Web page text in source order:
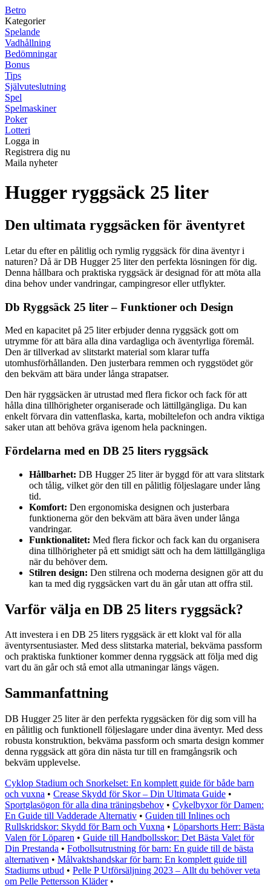
Betro
Kategorier
Spelande
Vadhållning
Bedömningar
Bonus
Tips
Självuteslutning
Spel
Spelmaskiner
Poker
Lotteri
Logga in
Registrera dig nu
Maila nyheter
Hugger ryggsäck 25 liter
Den ultimata ryggsäcken för äventyret
Letar du efter en pålitlig och rymlig ryggsäck för dina äventyr i
naturen? Då är DB Hugger 25 liter den perfekta lösningen för dig.
Denna hållbara och praktiska ryggsäck är designad för att möta alla
dina behov under vandringar, campingresor eller utflykter.
Db Ryggsäck 25 liter – Funktioner och Design
Med en kapacitet på 25 liter erbjuder denna ryggsäck gott om
utrymme för att bära alla dina vardagliga och äventyrliga föremål.
Den är tillverkad av slitstarkt material som klarar tuffa
utomhusförhållanden. Den justerbara remmen och ryggstödet gör
den bekväm att bära under långa strapatser.
Den här ryggsäcken är utrustad med flera fickor och fack för att
hålla dina tillhörigheter organiserade och lättillgängliga. Du kan
enkelt förvara din vattenflaska, karta, mobiltelefon och andra viktiga
saker utan att behöva gräva igenom hela packningen.
Fördelarna med en DB 25 liters ryggsäck
Hållbarhet: DB Hugger 25 liter är byggd för att vara slitstark
och tålig, vilket gör den till en pålitlig följeslagare under lång
tid.
Komfort: Den ergonomiska designen och justerbara
funktionerna gör den bekväm att bära även under långa
vandringar.
Funktionalitet: Med flera fickor och fack kan du organisera
dina tillhörigheter på ett smidigt sätt och ha dem lättillgängliga
när du behöver dem.
Stilren design: Den stilrena och moderna designen gör att du
kan ta med dig ryggsäcken vart du än går utan att offra stil.
Varför välja en DB 25 liters ryggsäck?
Att investera i en DB 25 liters ryggsäck är ett klokt val för alla
äventyrsentusiaster. Med dess slitstarka material, bekväma passform
och praktiska funktioner kommer denna ryggsäck att följa med dig
vart du än går och stå emot alla utmaningar längs vägen.
Sammanfattning
DB Hugger 25 liter är den perfekta ryggsäcken för dig som vill ha
en pålitlig och funktionell följeslagare under dina äventyr. Med dess
robusta konstruktion, bekväma passform och smarta design kommer
denna ryggsäck att göra din nästa tur till en framgångsrik och
bekväm upplevelse.
Cyklop Stadium och Snorkelset: En komplett guide för både barn
och vuxna • Crease Skydd för Skor – Din Ultimata Guide •
Sportglasögon för alla dina träningsbehov • Cykelbyxor för Damen:
En Guide till Vadderade Alternativ • Guiden till Inlines och
Rullskridskor: Skydd för Barn och Vuxna • Löparshorts Herr: Bästa
Valen för Löparen • Guide till Handbollsskor: Det Bästa Valet för
Din Prestanda • Fotbollsutrustning för barn: En guide till de bästa
alternativen • Målvaktshandskar för barn: En komplett guide till
Stadiums utbud • Pelle P Utförsäljning 2023 – Allt du behöver veta
om Pelle Pettersson Kläder•